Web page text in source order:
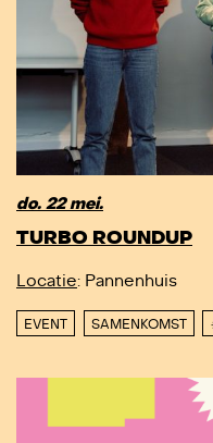
do. 22 mei.
TURBO ROUNDUP
Locatie: Pannenhuis
EVENT SAMENKOMST